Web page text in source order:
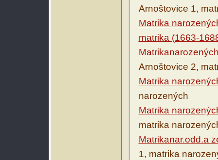
Arnoštovice 1,
Matrika
matrika (1663-
Arnoštovice 2,
Matrika
narozených
Matrika
matrika
Matrikanar.odd.a
1, matrika